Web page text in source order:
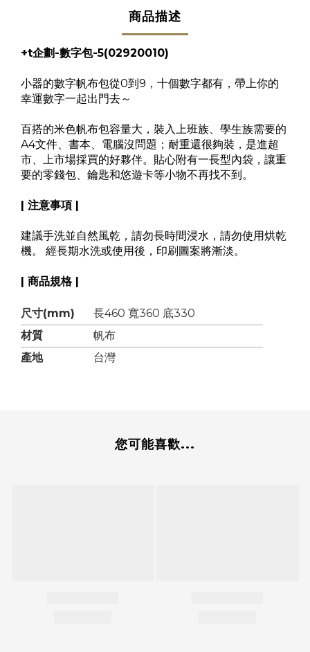
商品描述
+t企劃-數字包-5(02920010)
小器的數字帆布包從0到9，十個數字都有，帶上你的
幸運數字一起出門去～
百搭的米色帆布包容量大，裝入上班族、學生族需要的
A4文件、書本、電腦沒問題；耐重還很夠裝，是進超
市、上市場採買的好夥伴。貼心附有一長型內袋，讓重
要的零錢包、鑰匙和悠遊卡等小物不再找不到。
| 注意事項 |
建議手洗並自然風乾，請勿長時間浸水，請勿使用烘乾
機。 經長期水洗或使用後，印刷圖案將漸淡。
| 商品規格 |
尺寸(mm)
長460 寬360 底330
材質
帆布
產地
台灣
您可能喜歡...